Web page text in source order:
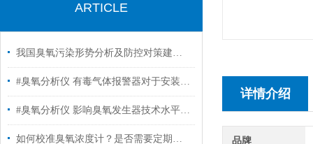
ARTICLE
我国臭氧污染形势分析及防控对策建议#臭氧检测仪
#臭氧分析仪 有毒气体报警器对于安装位置的要求​
#臭氧分析仪 影响臭氧发生器技术水平及质量的几个主要因素
如何校准臭氧浓度计？是否需要定期维护？
详情介绍
品牌